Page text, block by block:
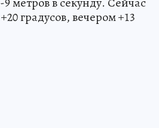
градусов, вечером +13